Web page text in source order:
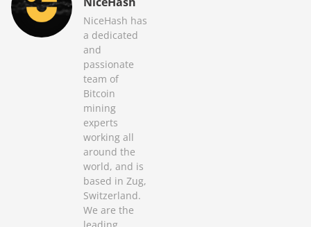
NiceHash has
a dedicated
and
passionate
team of
Bitcoin
mining
experts
working all
around the
world, and is
based in Zug,
Switzerland.
We are the